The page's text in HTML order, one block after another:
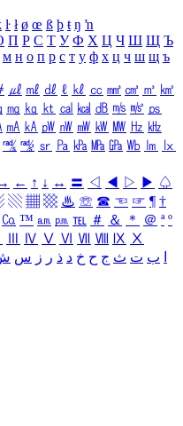
ŀ ł ø œ ß þ ŧ ŋ ŉ
П Р С Т У Ф Х Ц Ч Ш Щ Ъ
м н о п р с т у ф х ц ч ш щ ъ
㎕ ㎖ ㎗ ℓ ㎘ ㏄ ㎣ ㎤ ㎥ ㎦
㎎ ㎏ ㏏ ㎈ ㎉ ㏈ ㎧ ㎨ ㎰
㎃ ㎄ ㎺ ㎻ ㎽ ㎾ ㎿ ㎐ ㎑
㎮ ㎯ ㏛ ㎩ ㎪ ㎫ ㎬ ㏝ ㏐
㏓
← ↑ ↓ ↔ 〓 ◁ ◀ ▷ ▶ ♤
▧ ▦ ▩ ♨ ☏ ☎ ☜ ☞ ¶ †
㏇ ™ ㏂ ㏘ ℡ ＃ ＆ ＊ ＠ ª º
Ⅳ Ⅴ Ⅵ Ⅶ Ⅷ Ⅸ Ⅹ
ب ت ث ج ح خ د ذ ر ز س